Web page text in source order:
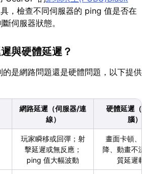
，檢查不同伺服器的 ping 值是否在
伺服器狀態。
與硬體延遲？
是網路問題還是硬體問題，以下提供
網路延遲（伺服器/連
線）
硬體延遲（
腦）
玩家瞬移或回彈；射
擊延遲或無反應；
ping 值大幅波動
畫面卡頓、
降、動畫不流
質延遲載